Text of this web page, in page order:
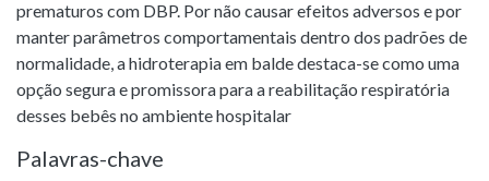
prematuros com DBP. Por não causar efeitos adversos e por
manter parâmetros comportamentais dentro dos padrões de
normalidade, a hidroterapia em balde destaca-se como uma
opção segura e promissora para a reabilitação respiratória
desses bebês no ambiente hospitalar
Palavras-chave